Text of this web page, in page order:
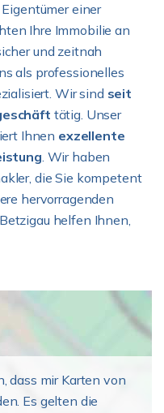
einer
Ihre Immobilie an
und zeitnah
als professionelles
Wir sind seit
tätig. Unser
Ihnen exzellente
. Wir haben
die Sie kompetent
hervorragenden
helfen Ihnen,
dass mir Karten von
Es gelten die